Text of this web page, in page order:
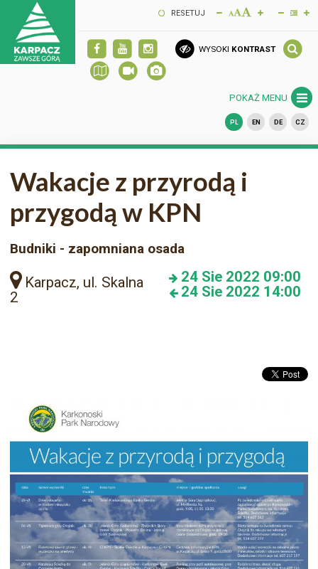
RESETUJ
WYSOKI KONTRAST
POKAŻ MENU
PL EN DE CZ
Wakacje z przyrodą i
przygodą w KPN
Budniki - zapomniana osada
Karpacz, ul. Skalna
2
24 Sie 2022 09:00
24 Sie 2022 14:00